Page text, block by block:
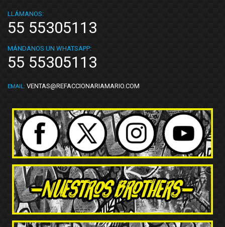
LLÁMANOS:
55 55305113
MÁNDANOS UN WHATSAPP:
55 55305113
EMAIL: VENTAS@REFACCIONARIAMARIO.COM